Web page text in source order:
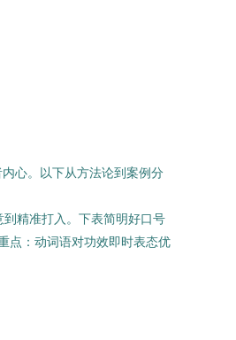
心。以下从方法论到案例分
精准打入。下表简明好口号
点：动词语对功效即时表态优